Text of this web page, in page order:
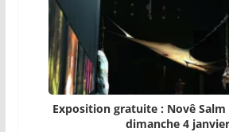
Exposition gratuite : Novê Salm
dimanche 4 janvier